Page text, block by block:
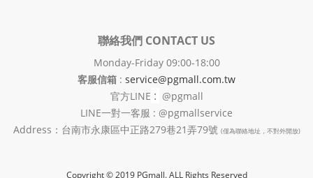
聯絡我們 CONTACT US
Monday-Friday 09:00-18:00
客服信箱 : service@pgmall.com.tw
官方LINE : @pgmall
LINE一對一客服 : @pgmallservice
Address：台南市永康區中正路279巷21弄79號 (僅為聯絡地址，不對外開放)
Copyright © 2019 PGmall. ALL Rights Reserved